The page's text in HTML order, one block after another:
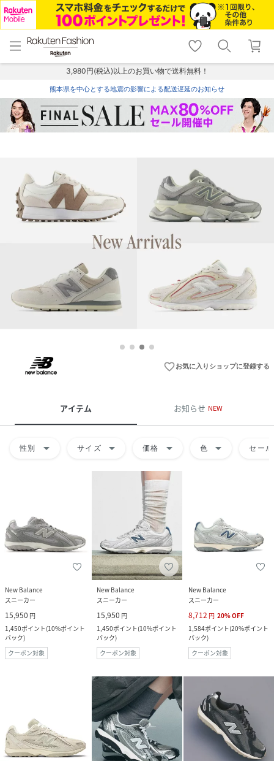
menu home
トップ
shopping_cart lock_outline
ログイン
3,980円(税込)以上のお買い物で送料無料！
熊本県を中心とする地震の影響による配送遅延のお知らせ
favorite_borderお気に入りショップに登録する
アイテム お知らせ NEW
性別 arrow_drop_down サイズ arrow_drop_down 価格 arrow_drop_down 色 arrow_drop_down セール
New Balance
スニーカー
15,950 円
1,450ポイント(10%ポイント
バック)
クーポン対象
New Balance
スニーカー
15,950 円
1,450ポイント(10%ポイント
バック)
クーポン対象
New Balance
スニーカー
8,712 円 20%OFF
1,584ポイント(20%ポイント
バック)
クーポン対象